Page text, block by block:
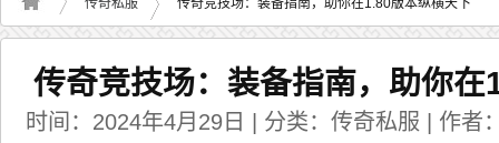
传奇私服 传奇竞技场：装备指南，助你在1.80版本纵横天下
传奇竞技场：装备指南，助你在
时间：2024年4月29日 | 分类：传奇私服 | 作者